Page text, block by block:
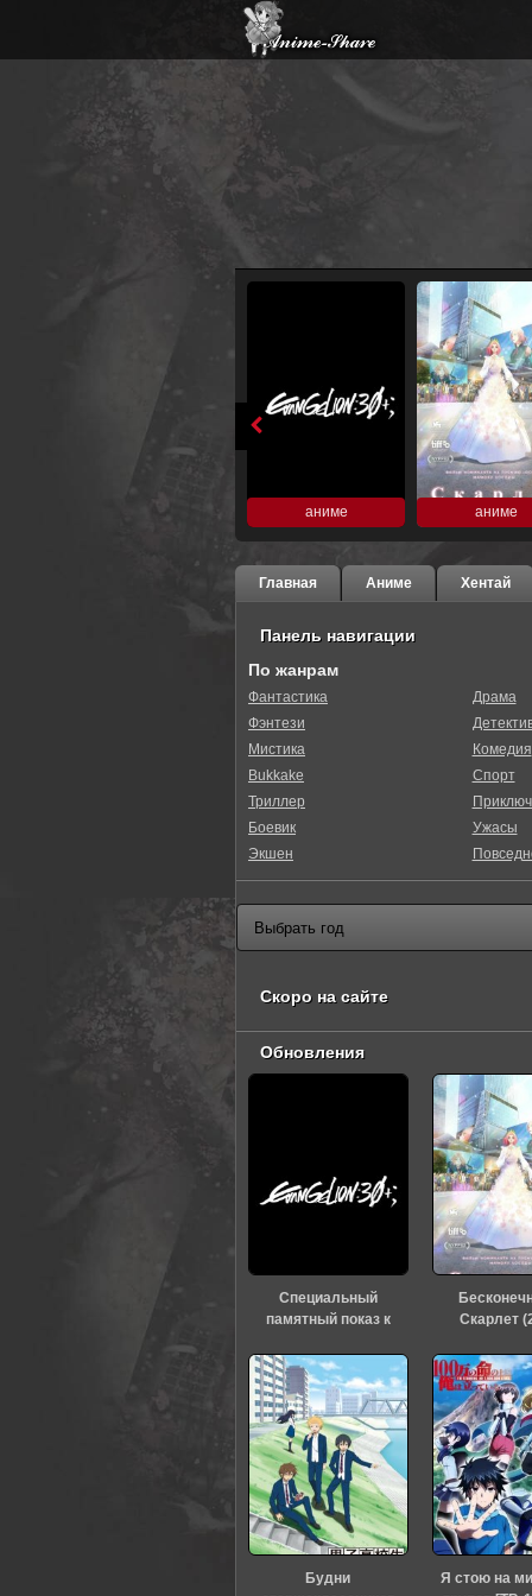
аниме аниме
Главная Аниме Хентай
Панель навигации
По жанрам
Фантастика
Фэнтези
Мистика
Bukkake
Триллер
Боевик
Экшен
Драма
Комедия
Спорт
Ужасы
Скоро на сайте
Обновления
Специальный
памятный показ к
«Евангелиона» (2026)
Скарлет
Будни
Я стою на